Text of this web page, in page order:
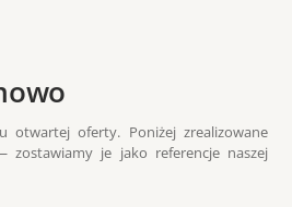
oferty. Poniżej zrealizowane
je jako referencje naszej